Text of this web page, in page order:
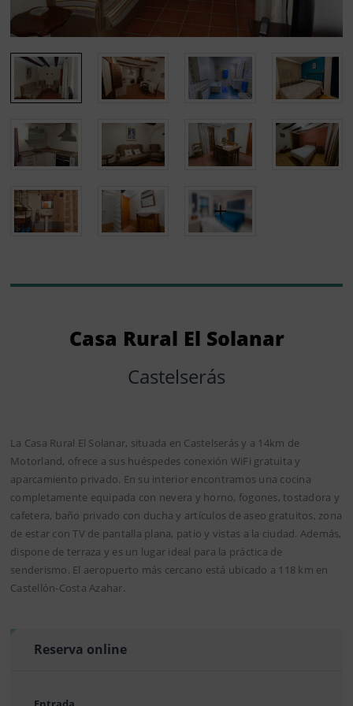
Casa Rural El Solanar
Castelserás
La Casa Rural El Solanar, situada en Castelserás y a 14km de
Motorland, ofrece a sus huéspedes conexión WiFi gratuita y
aparcamiento privado. En su interior encontramos una cocina
completamente equipada con nevera y horno, fogones, tostadora y
cafetera, baño privado con ducha y artículos de aseo gratuitos, zona
de estar con TV de pantalla plana, patio y vistas a la ciudad. Además,
dispone de terraza y es un lugar ideal para la práctica de
senderismo. El aeropuerto más cercano está ubicado a 118 km en
Castellón-Costa Azahar.
Reserva online